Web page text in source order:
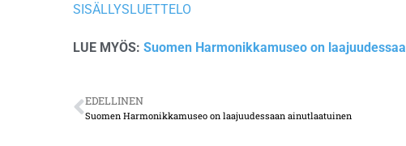
SISÄLLYSLUETTELO
LUE MYÖS: Suomen Harmonikkamuseo on
EDELLINEN
Suomen Harmonikkamuseo on laajuudessaan ainutlaatuinen